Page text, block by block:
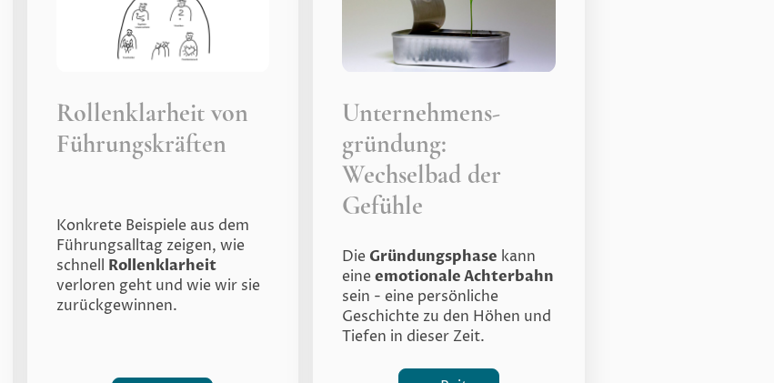
Rollenklarheit von
Führungskräften
Konkrete Beispiele aus dem
Führungsalltag zeigen, wie
schnell Rollenklarheit
verloren geht und wie wir sie
zurückgewinnen.
Unternehmens-
gründung:
Wechselbad der
Gefühle
Die Gründungsphase kann
eineemotionale Achterbahn
sein - eine persönliche
Geschichte zu den Höhen und
Tiefen in dieser Zeit.